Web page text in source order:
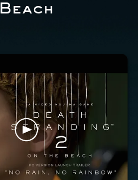
Beach